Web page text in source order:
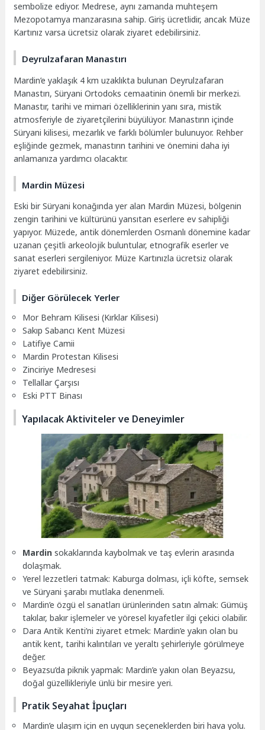
sembolize ediyor. Medrese, aynı zamanda muhteşem
Mezopotamya manzarasına sahip. Giriş ücretlidir, ancak Müze
Kartınız varsa ücretsiz olarak ziyaret edebilirsiniz.
Deyrulzafaran Manastırı
Mardin’e yaklaşık 4 km uzaklıkta bulunan Deyrulzafaran
Manastırı, Süryani Ortodoks cemaatinin önemli bir merkezi.
Manastır, tarihi ve mimari özelliklerinin yanı sıra, mistik
atmosferiyle de ziyaretçilerini büyülüyor. Manastırın içinde
Süryani kilisesi, mezarlık ve farklı bölümler bulunuyor. Rehber
eşliğinde gezmek, manastırın tarihini ve önemini daha iyi
anlamanıza yardımcı olacaktır.
Mardin Müzesi
Eski bir Süryani konağında yer alan Mardin Müzesi, bölgenin
zengin tarihini ve kültürünü yansıtan eserlere ev sahipliği
yapıyor. Müzede, antik dönemlerden Osmanlı dönemine kadar
uzanan çeşitli arkeolojik buluntular, etnografik eserler ve
sanat eserleri sergileniyor. Müze Kartınızla ücretsiz olarak
ziyaret edebilirsiniz.
Diğer Görülecek Yerler
Mor Behram Kilisesi (Kırklar Kilisesi)
Sakıp Sabancı Kent Müzesi
Latifiye Camii
Mardin Protestan Kilisesi
Zinciriye Medresesi
Tellallar Çarşısı
Eski PTT Binası
Yapılacak Aktiviteler ve Deneyimler
Mardin sokaklarında kaybolmak ve taş evlerin arasında
dolaşmak.
Yerel lezzetleri tatmak: Kaburga dolması, içli köfte, semsek
ve Süryani şarabı mutlaka denenmeli.
Mardin’e özgü el sanatları ürünlerinden satın almak: Gümüş
takılar, bakır işlemeler ve yöresel kıyafetler ilgi çekici olabilir.
Dara Antik Kenti’ni ziyaret etmek: Mardin’e yakın olan bu
antik kent, tarihi kalıntıları ve yeraltı şehirleriyle görülmeye
değer.
Beyazsu’da piknik yapmak: Mardin’e yakın olan Beyazsu,
doğal güzellikleriyle ünlü bir mesire yeri.
Pratik Seyahat İpuçları
Mardin’e ulaşım için en uygun seçeneklerden biri hava yolu.